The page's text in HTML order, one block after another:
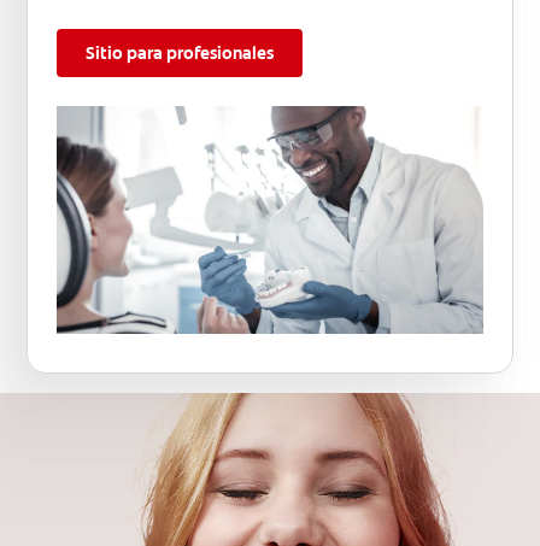
Sitio para profesionales